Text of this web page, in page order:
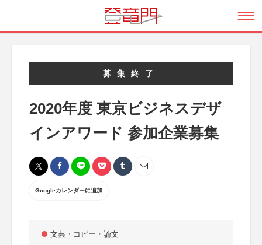
募集終了
2020年度 東京ビジネスデザ
インアワード 参加企業募集
Googleカレンダーに追加
文芸・コピー・論文